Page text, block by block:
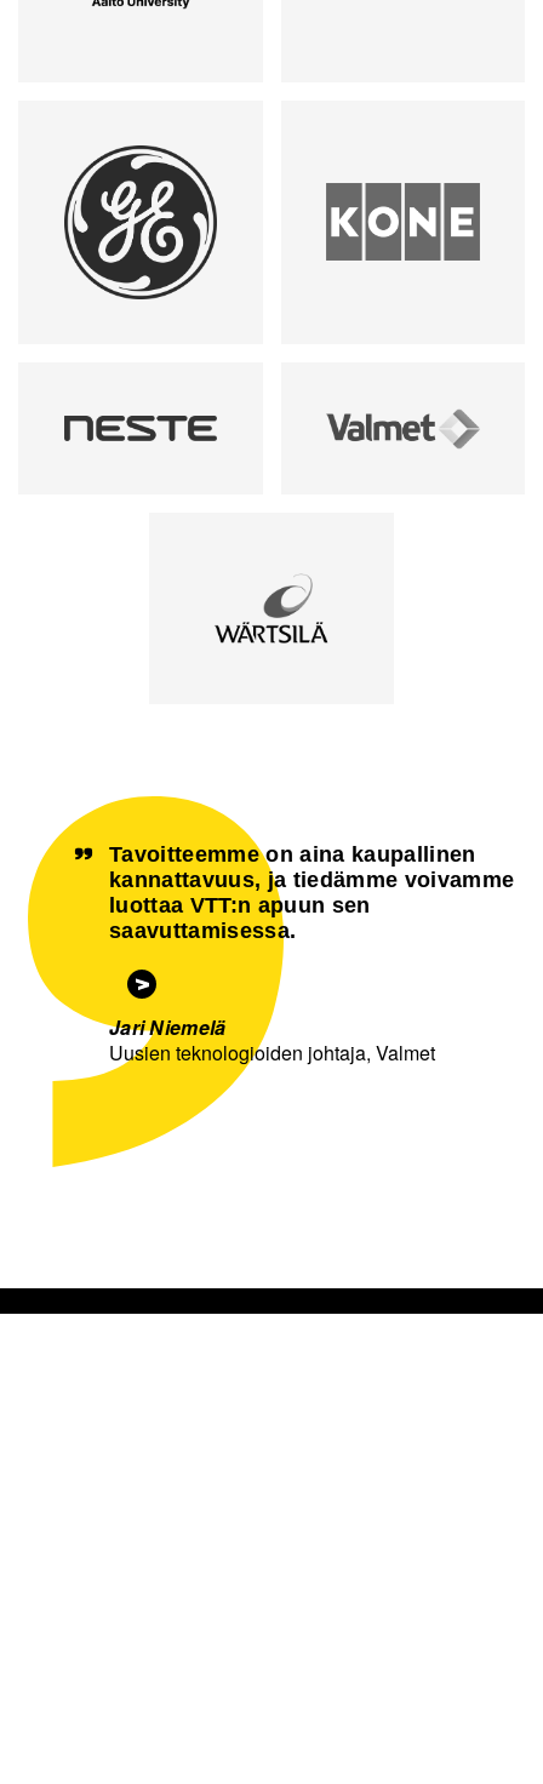
Tavoitteemme on aina kaupallinen
kannattavuus, ja tiedämme voivamme
luottaa VTT:n apuun sen
saavuttamisessa.
Jari Niemelä
Uusien teknologioiden johtaja, Valmet